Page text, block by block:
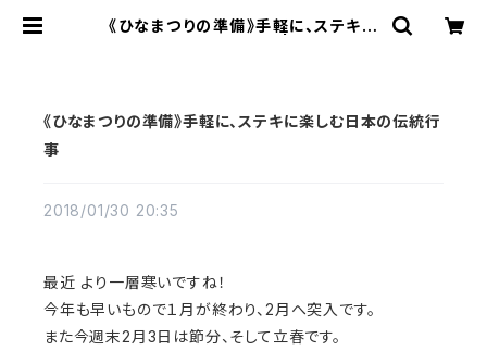
《ひなまつりの準備》手軽に、ステキに
《ひなまつりの準備》手軽に、ステキに楽しむ日本の伝統行
事
2018/01/30 20:35
最近 より一層寒いですね！
今年も早いもので１月が終わり、2月へ突入です。
また今週末2月3日は節分、そして立春です。